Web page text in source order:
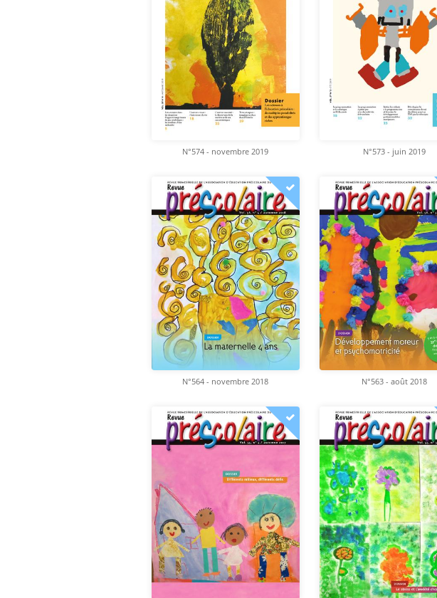
N°574 - novembre 2019 N°573 - juin 2019
N°564 - novembre 2018 N°563 - août 2018